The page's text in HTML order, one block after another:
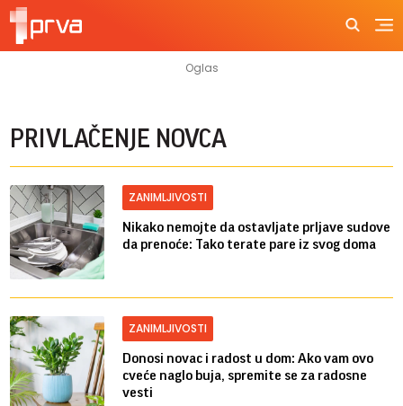
PRIVLAČENJE NOVCA
ZANIMLJIVOSTI
Nikako nemojte da ostavljate prljave sudove
da prenoće: Tako terate pare iz svog doma
ZANIMLJIVOSTI
Donosi novac i radost u dom: Ako vam ovo
cveće naglo buja, spremite se za radosne
vesti